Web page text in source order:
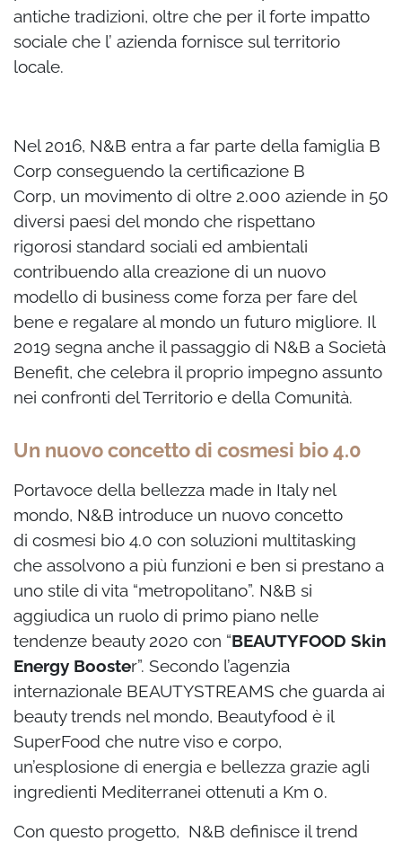
antiche tradizioni, oltre che per il forte impatto
sociale che l’ azienda fornisce sul territorio
locale.
Nel 2016, N&B entra a far parte della famiglia B
Corp conseguendo la certificazione B
Corp, un movimento di oltre 2.000 aziende in 50
diversi paesi del mondo che rispettano
rigorosi standard sociali ed ambientali
contribuendo alla creazione di un nuovo
modello di business come forza per fare del
bene e regalare al mondo un futuro migliore. Il
2019 segna anche il passaggio di N&B a Società
Benefit, che celebra il proprio impegno assunto
nei confronti del Territorio e della Comunità.
Un nuovo concetto di cosmesi bio 4.0
Portavoce della bellezza made in Italy nel
mondo, N&B introduce un nuovo concetto
di cosmesi bio 4.0 con soluzioni multitasking
che assolvono a più funzioni e ben si prestano a
uno stile di vita “metropolitano”. N&B si
aggiudica un ruolo di primo piano nelle
tendenze beauty 2020 con “BEAUTYFOOD Skin
Energy Booster”. Secondo l’agenzia
internazionale BEAUTYSTREAMS che guarda ai
beauty trends nel mondo, Beautyfood è il
SuperFood che nutre viso e corpo,
un’esplosione di energia e bellezza grazie agli
ingredienti Mediterranei ottenuti a Km 0.
Con questo progetto, N&B definisce il trend